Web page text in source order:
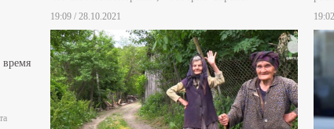
19:09 / 28.10.2021